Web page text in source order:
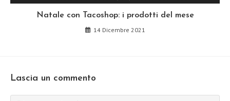
Natale con Tacoshop: i prodotti del mese
14 Dicembre 2021
Lascia un commento